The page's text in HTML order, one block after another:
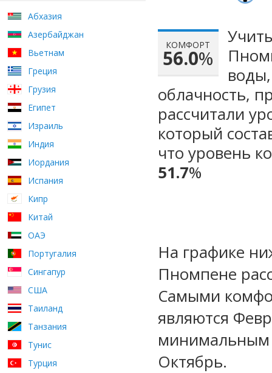
Абхазия
Азербайджан
Вьетнам
Греция
Грузия
Египет
Израиль
Индия
Иордания
Испания
Кипр
Китай
ОАЭ
Португалия
Сингапур
США
Таиланд
Танзания
Тунис
Турция
КОМФОРТ
56.0%
облачность,
рассчитали
который
что уровень
51.7%
На графике
Пномпене
Самыми
являются
минимальным
Октябрь.